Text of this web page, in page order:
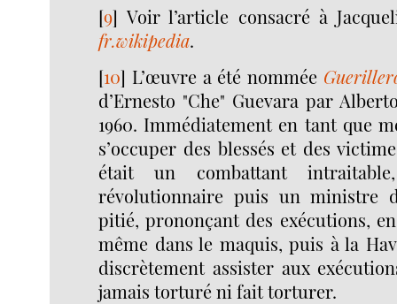
[9]Voir l’article consacré à
fr.wikipedia.
[10] L’œuvre a été nommée
d’Ernesto "Che" Guevara par
1960. Immédiatement en tant que
s’occuper des blessés et des
était un combattant
révolutionnaire puis un ministre
pitié, prononçant des exécutions,
même dans le maquis, puis à la
discrètement assister aux
jamais torturé ni fait torturer.